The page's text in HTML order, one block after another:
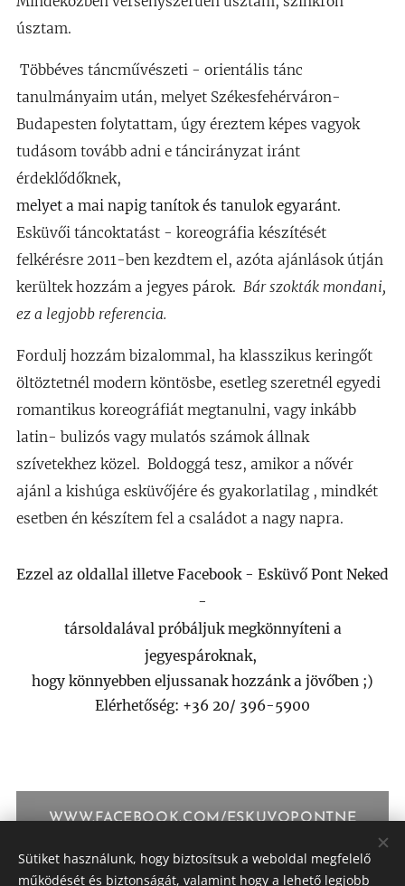
úsztam.
Többéves táncművészeti - orientális tánc
tanulmányaim után, melyet Székesfehérváron-
Budapesten folytattam, úgy éreztem képes vagyok
tudásom tovább adni e táncirányzat iránt
érdeklődőknek,
melyet a mai napig tanítok és tanulok egyaránt.
Esküvői táncoktatást - koreográfia készítését
felkérésre 2011-ben kezdtem el, azóta ajánlások útján
kerültek hozzám a jegyes párok. Bár szokták mondani,
ez a legjobb referencia.
Fordulj hozzám bizalommal, ha klasszikus keringőt
öltöztetnél modern köntösbe, esetleg szeretnél egyedi
romantikus koreográfiát megtanulni, vagy inkább
latin- bulizós vagy mulatós számok állnak
szívetekhez közel. Boldoggá tesz, amikor a nővér
ajánl a kishúga esküvőjére és gyakorlatilag , mindkét
esetben én készítem fel a családot a nagy napra.
Ezzel az oldallal illetve Facebook - Esküvő Pont Neked
-
társoldalával próbáljuk megkönnyíteni a
jegyespároknak,
hogy könnyebben eljussanak hozzánk a jövőben ;)
Elérhetőség: +36 20/ 396-5900
WWW.FACEBOOK.COM/ESKUVOPONTNE
Sütiket használunk, hogy biztosítsuk a weboldal megfelelő
működését és biztonságát, valamint hogy a lehető legjobb